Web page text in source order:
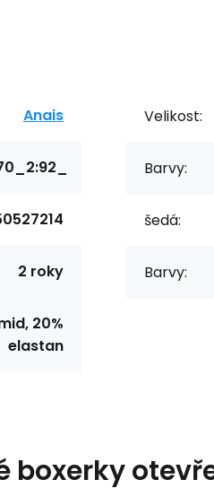
Anais
2 roky
20%
elastan
Velikost:
Barvy:
šedá:
Barvy:
boxerky